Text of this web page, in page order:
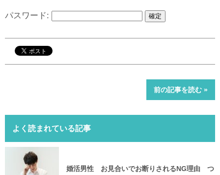
パスワード:
前の記事を読む »
よく読まれている記事
婚活男性 お見合いでお断りされるNG理由 つ